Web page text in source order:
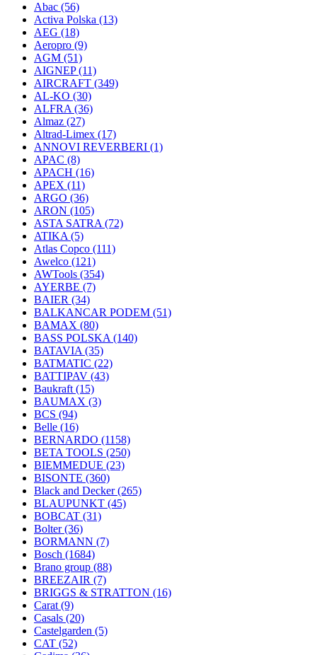
Abac (56)
Activa Polska (13)
AEG (18)
Aeropro (9)
AGM (51)
AIGNEP(11)
AIRCRAFT (349)
AL-KO (30)
ALFRA (36)
Almaz (27)
Altrad-Limex (17)
ANNOVI REVERBERI (1)
APAC (8)
APACH (16)
APEX (11)
ARGO (36)
ARON (105)
ASTA SATRA (72)
ATIKA (5)
Atlas Copco (111)
Awelco (121)
AWTools (354)
AYERBE (7)
BAIER (34)
BALKANCAR PODEM (51)
BAMAX (80)
BASS POLSKA (140)
BATAVIA (35)
BATMATIC (22)
BATTIPAV (43)
Baukraft (15)
BAUMAX (3)
BCS (94)
Belle (16)
BERNARDO (1158)
BETA TOOLS (250)
BIEMMEDUE (23)
BISONTE (360)
Black and Decker(265)
BLAUPUNKT (45)
BOBCAT (31)
Bolter(36)
BORMANN (7)
Bosch (1684)
Brano group (88)
BREEZAIR (7)
BRIGGS & STRATTON (16)
Carat (9)
Casals (20)
Castelgarden (5)
CAT (52)